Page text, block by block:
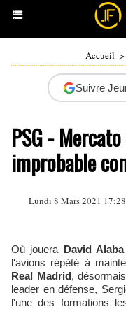
Accueil >
Suivre
PSG -
improbable
Lundi 8 Mars 2021
Où jouera David Alaba
l'avions répété à
Real Madrid,
leader en défense,
l'une des formations